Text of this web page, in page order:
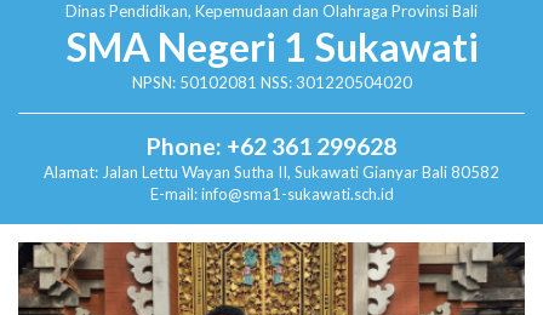
Dinas Pendidikan, Kepemudaan dan Olahraga Provinsi Bali
SMA Negeri 1 Sukawati
NPSN: 50102081 NSS: 301220504020
Phone: +62 361 299628
Alamat: Jalan Lettu Wayan Sutha II, SukawatiGianyar Bali 80582
E-mail: info@sma1-sukawati.sch.id